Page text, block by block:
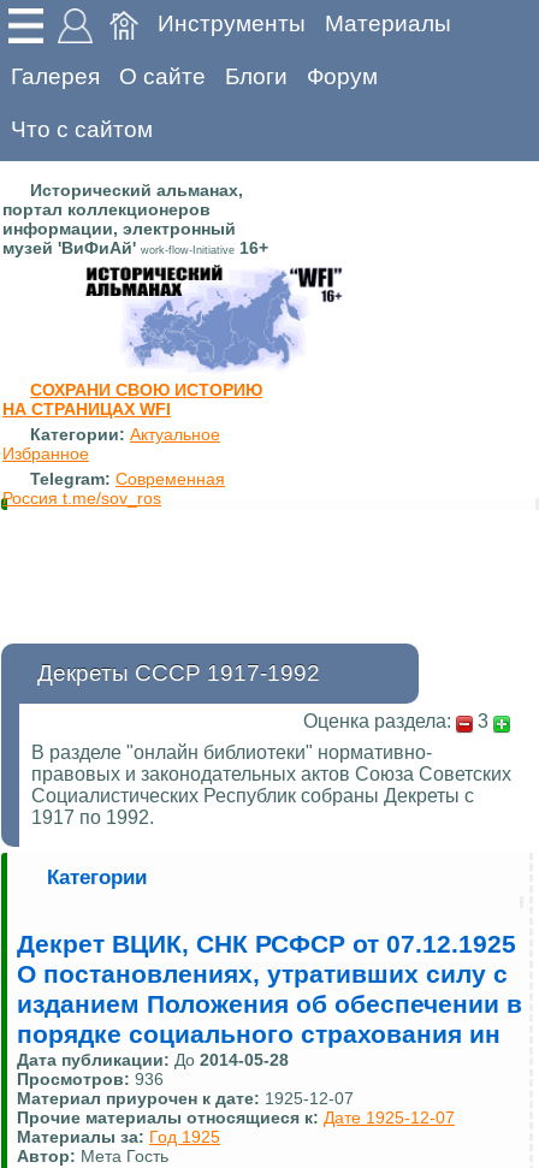
Инструменты Материалы
Галерея О сайте Блоги Форум
Что с сайтом
Исторический альманах,
портал коллекционеров
информации, электронный
музей 'ВиФиАй' work-flow-Initiative 16+
СОХРАНИ СВОЮ ИСТОРИЮ
НА СТРАНИЦАХ WFI
Категории: Актуальное
Избранное
Telegram: Современная
Россия t.me/sov_ros
Декреты СССР 1917-1992
Оценка раздела:
3
В разделе "онлайн библиотеки" нормативно-
правовых и законодательных актов Союза Советских
Социалистических Республик собраны Декреты с
1917 по 1992.
Категории
Декрет ВЦИК, СНК РСФСР от 07.12.1925
О постановлениях, утративших силу с
изданием Положения об обеспечении в
порядке социального страхования ин
Дата публикации: До 2014-05-28
Просмотров: 936
Материал приурочен к дате: 1925-12-07
Прочие материалы относящиеся к: Дате 1925-12-07
Материалы за: Год 1925
Автор: Мета Гость